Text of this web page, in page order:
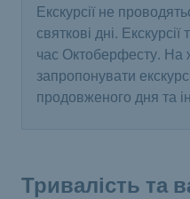
Екскурсії не
святкові дні.
час Октоберфесту.
запропонувати
продовженого дня та
Тривалість та